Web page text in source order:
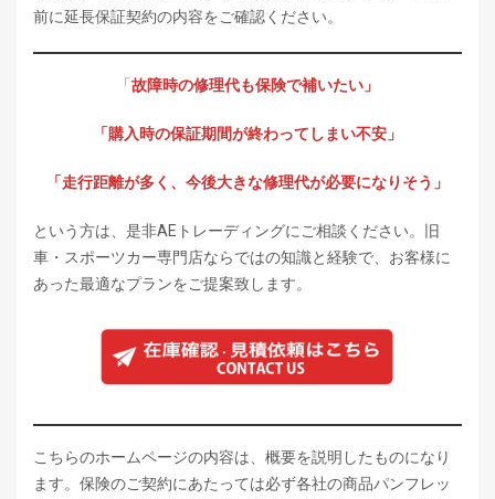
前に延長保証契約の内容をご確認ください。
「故障時の修理代も保険で補いたい」
「購入時の保証期間が終わってしまい不安」
「走行距離が多く、今後大きな修理代が必要になりそう」
という方は、是非AEトレーディングにご相談ください。旧
車・スポーツカー専門店ならではの知識と経験で、お客様に
あった最適なプランをご提案致します。
こちらのホームページの内容は、概要を説明したものになり
ます。保険のご契約にあたっては必ず各社の商品パンフレッ